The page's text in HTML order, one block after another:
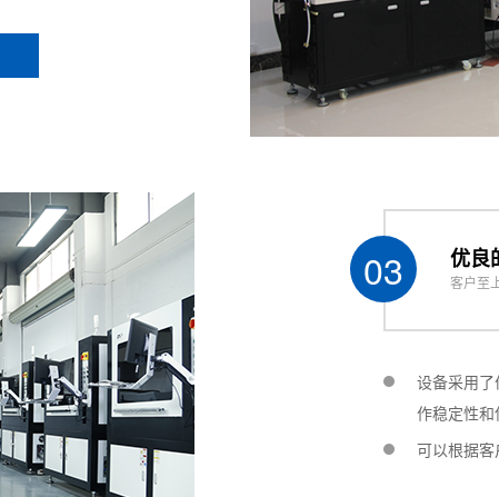
03 优良
客户至
设备采用
作稳定性和
可以根据